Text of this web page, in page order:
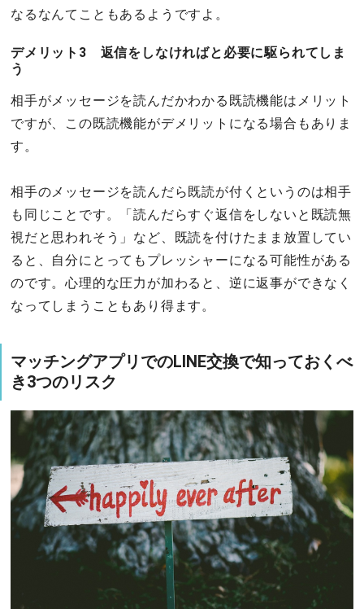
なるなんてこともあるようですよ。
デメリット3 返信をしなければと必要に駆られてしま
う
相手がメッセージを読んだかわかる既読機能はメリット
ですが、この既読機能がデメリットになる場合もありま
す。
相手のメッセージを読んだら既読が付くというのは相手
も同じことです。「読んだらすぐ返信をしないと既読無
視だと思われそう」など、既読を付けたまま放置してい
ると、自分にとってもプレッシャーになる可能性がある
のです。心理的な圧力が加わると、逆に返事ができなく
なってしまうこともあり得ます。
マッチングアプリでのLINE交換で知っておくべ
き3つのリスク